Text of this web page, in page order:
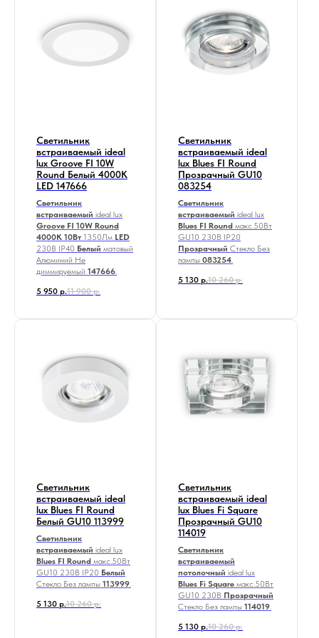
Светильник
встраиваемый ideal
lux Groove FI 10W
Round Белый 4000K
LED 147666
Светильник
встраиваемый ideal lux
Groove FI 10W Round
4000K 10Вт 1350Лм LED
230В IP40 Белый матовый
Алюминий Не
диммируемый 147666.
5 950 р.11 900 р.
Светильник
встраиваемый ideal
lux Blues FI Round
Прозрачный GU10
083254
Светильник
встраиваемый ideal lux
Blues FI Round макс.50Вт
GU10 230В IP20
Прозрачный Стекло Без
лампы 083254.
5 130 р.10 260 р.
Светильник
встраиваемый ideal
lux Blues FI Round
Белый GU10 113999
Светильник
встраиваемый ideal lux
Blues FI Round макс.50Вт
GU10 230В IP20 Белый
Стекло Без лампы 113999.
5 130 р.10 260 р.
Светильник
встраиваемый ideal
lux Blues Fi Square
Прозрачный GU10
114019
Светильник
встраиваемый
потолочный ideal lux
Blues Fi Square макс.50Вт
GU10 230В Прозрачный
Стекло Без лампы 114019.
5 130 р.10 260 р.